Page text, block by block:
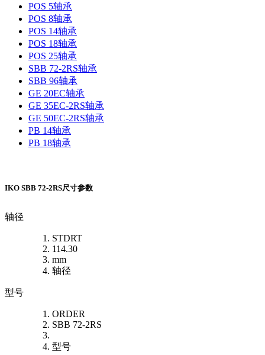
POS 5轴承
POS 8轴承
POS 14轴承
POS 18轴承
POS 25轴承
SBB 72-2RS轴承
SBB 96轴承
GE 20EC轴承
GE 35EC-2RS轴承
GE 50EC-2RS轴承
PB 14轴承
PB 18轴承
IKO SBB 72-2RS尺寸参数
轴径
STDRT
114.30
mm
轴径
型号
ORDER
SBB 72-2RS
型号